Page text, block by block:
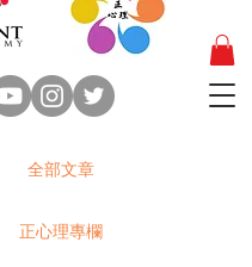
全部文章
正心理專欄